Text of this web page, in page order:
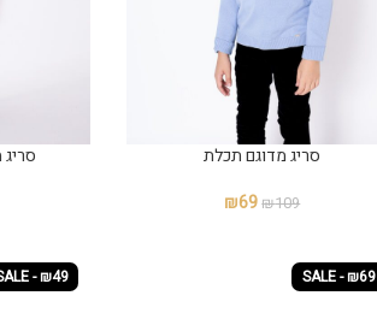
סריג מדוגם תכלת
₪109
₪69
SALE - ₪69
- ₪49